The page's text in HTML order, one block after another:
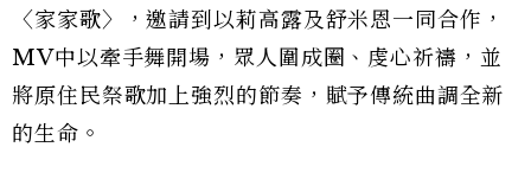
〈家家歌〉，邀請到以莉高露及舒米恩一同合作，
MV中以牽手舞開場，眾人圍成圈、虔心祈禱，並
將原住民祭歌加上強烈的節奏，賦予傳統曲調全新
的生命。